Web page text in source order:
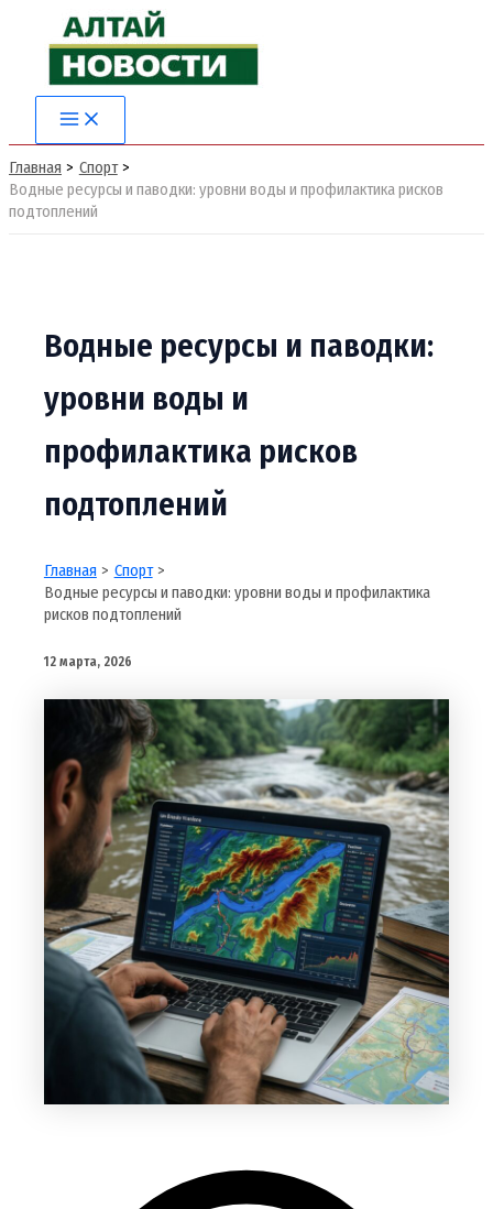
содержимому
Main
Menu
Главная
Спорт
Водные ресурсы и паводки: уровни воды и профилактика рисков
подтоплений
Водные ресурсы и паводки:
уровни воды и
профилактика рисков
подтоплений
Главная
Спорт
Водные ресурсы и паводки: уровни воды и профилактика
рисков подтоплений
12 марта, 2026